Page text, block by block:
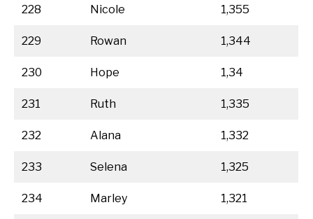
228 Nicole 1,355
229 Rowan 1,344
230 Hope 1,34
231 Ruth 1,335
232 Alana 1,332
233 Selena 1,325
234 Marley 1,321